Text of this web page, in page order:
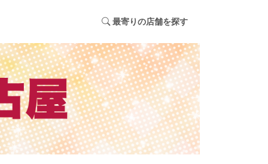
最寄りの店舗を探す